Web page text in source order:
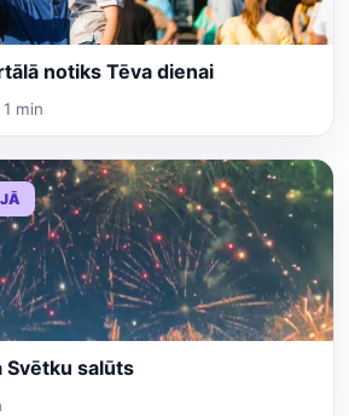
notiks Tēva dienai
min
Svētku salūts